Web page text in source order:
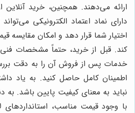
ارائه می‌دهند. همچنین، خرید
دارای نماد اعتماد الکترونیکی
اختیار شما قرار دهد و امکان مقایسه
کند. قبل از خرید، حتماً مشخصات فنی
خدمات پس از فروش آن را به دقت
اطمینان کامل حاصل کنید. به یاد
نباید به معنای کیفیت پایین باشد. به
با وجود قیمت مناسب، استانداردهای